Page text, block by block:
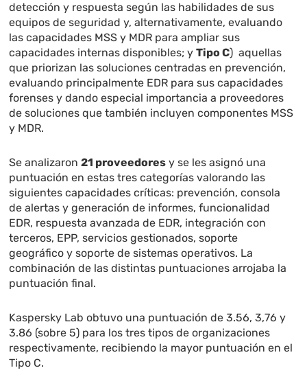
detección y respuesta según las habilidades de sus
equipos de seguridad y, alternativamente, evaluando
las capacidades MSS y MDR para ampliar sus
capacidades internas disponibles; yTipo C) aquellas
que priorizan las soluciones centradas en prevención,
evaluando principalmente EDR para sus capacidades
forenses y dando especial importancia a proveedores
de soluciones que también incluyen componentes MSS
y MDR.
Se analizaron21 proveedores y se les asignó una
puntuación en estas tres categorías valorando las
siguientes capacidades críticas: prevención, consola
de alertas y generación de informes, funcionalidad
EDR, respuesta avanzada de EDR, integración con
terceros, EPP, servicios gestionados, soporte
geográfico y soporte de sistemas operativos. La
combinación de las distintas puntuaciones arrojaba la
puntuación final.
Kaspersky Lab obtuvo una puntuación de 3.56, 3,76 y
3.86 (sobre 5) para los tres tipos de organizaciones
respectivamente, recibiendo la mayor puntuación en el
Tipo C.